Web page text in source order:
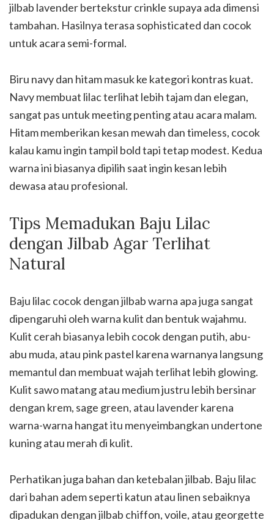
jilbab lavender bertekstur crinkle supaya ada dimensi
tambahan. Hasilnya terasa sophisticated dan cocok
untuk acara semi-formal.
Biru navy dan hitam masuk ke kategori kontras kuat.
Navy membuat lilac terlihat lebih tajam dan elegan,
sangat pas untuk meeting penting atau acara malam.
Hitam memberikan kesan mewah dan timeless, cocok
kalau kamu ingin tampil bold tapi tetap modest. Kedua
warna ini biasanya dipilih saat ingin kesan lebih
dewasa atau profesional.
Tips Memadukan Baju Lilac
dengan Jilbab Agar Terlihat
Natural
Baju lilac cocok dengan jilbab warna apa juga sangat
dipengaruhi oleh warna kulit dan bentuk wajahmu.
Kulit cerah biasanya lebih cocok dengan putih, abu-
abu muda, atau pink pastel karena warnanya langsung
memantul dan membuat wajah terlihat lebih glowing.
Kulit sawo matang atau medium justru lebih bersinar
dengan krem, sage green, atau lavender karena
warna-warna hangat itu menyeimbangkan undertone
kuning atau merah di kulit.
Perhatikan juga bahan dan ketebalan jilbab. Baju lilac
dari bahan adem seperti katun atau linen sebaiknya
dipadukan dengan jilbab chiffon, voile, atau georgette